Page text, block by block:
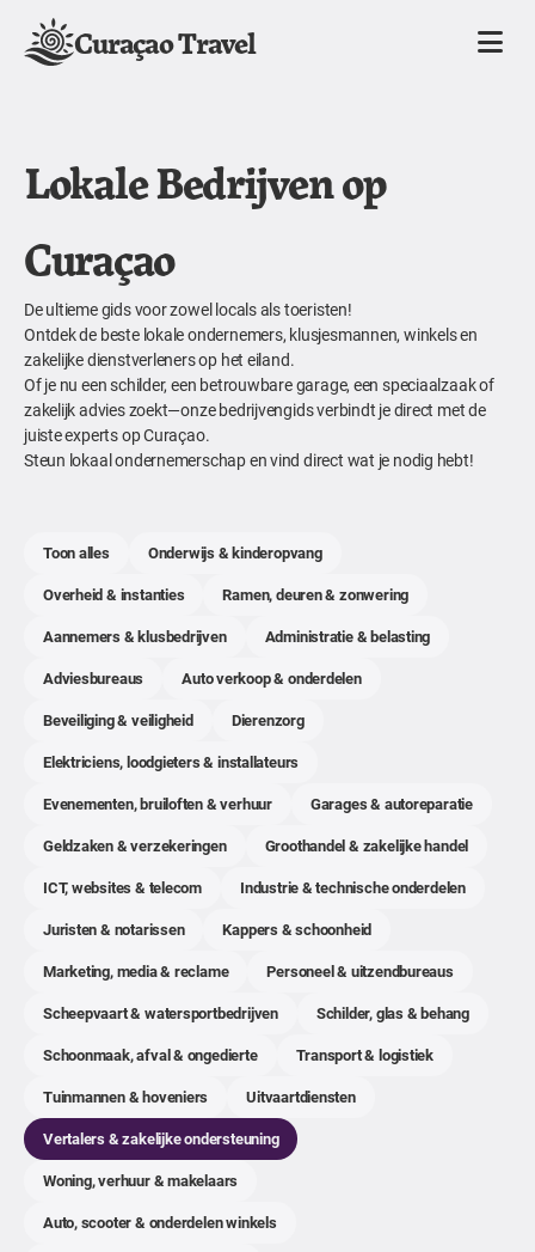
Curaçao Travel
Lokale Bedrijven op
Curaçao
De ultieme gids voor zowel locals als toeristen!
Ontdek de beste lokale ondernemers, klusjesmannen, winkels en
zakelijke dienstverleners op het eiland.
Of je nu een schilder, een betrouwbare garage, een speciaalzaak of
zakelijk advies zoekt—onze bedrijvengids verbindt je direct met de
juiste experts op Curaçao.
Steun lokaal ondernemerschap en vind direct wat je nodig hebt!
Toon alles
Onderwijs & kinderopvang
Overheid & instanties
Ramen, deuren & zonwering
Aannemers & klusbedrijven
Administratie & belasting
Adviesbureaus
Auto verkoop & onderdelen
Beveiliging & veiligheid
Dierenzorg
Elektriciens, loodgieters & installateurs
Evenementen, bruiloften & verhuur
Garages & autoreparatie
Geldzaken & verzekeringen
Groothandel & zakelijke handel
ICT, websites & telecom
Industrie & technische onderdelen
Juristen & notarissen
Kappers & schoonheid
Marketing, media & reclame
Personeel & uitzendbureaus
Scheepvaart & watersportbedrijven
Schilder, glas & behang
Schoonmaak, afval & ongedierte
Transport & logistiek
Tuinmannen & hoveniers
Uitvaartdiensten
Vertalers & zakelijke ondersteuning
Woning, verhuur & makelaars
Auto, scooter & onderdelen winkels